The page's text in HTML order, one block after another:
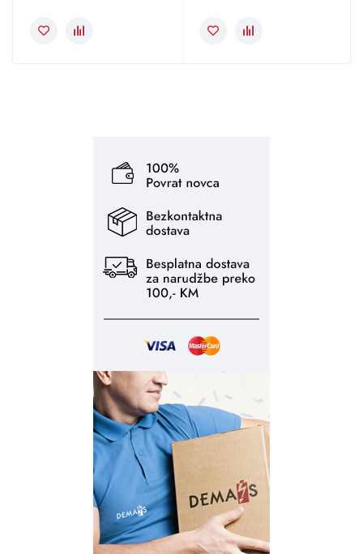
4.00
od 5